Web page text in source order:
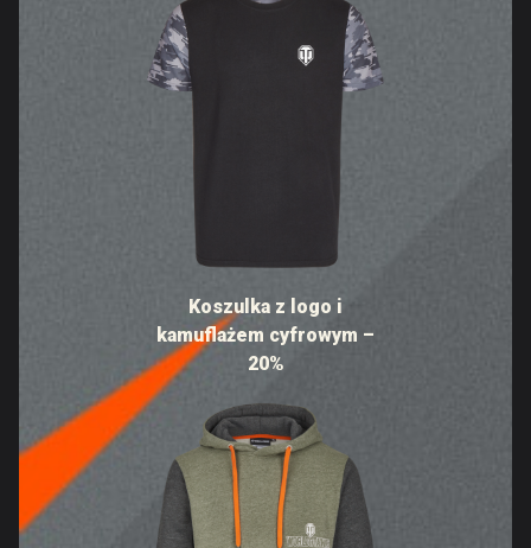
Koszulka z logo i
kamuflażem cyfrowym –
20%